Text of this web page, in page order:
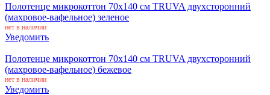
Полотенце микрокоттон 70x140 см TRUVA двухсторонний
(махровое-вафельное) зеленое
нет в наличии
Уведомить
Полотенце микрокоттон 70x140 см TRUVA двухсторонний
(махровое-вафельное) бежевое
нет в наличии
Уведомить